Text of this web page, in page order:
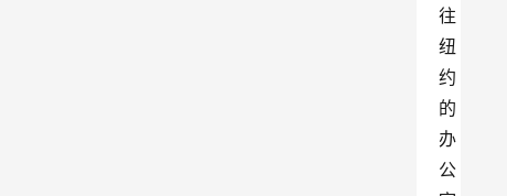
往
纽
约
的
办
公